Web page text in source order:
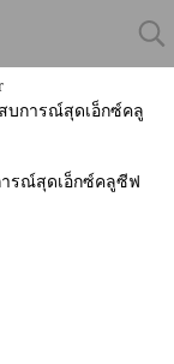
บการณ์สุดเอ็กซ์คลู
ารณ์สุดเอ็กซ์คลูซีฟ